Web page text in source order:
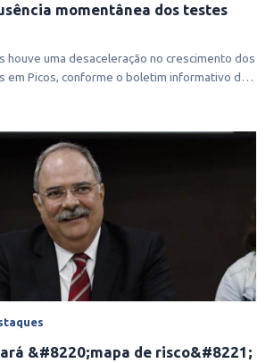
momentânea dos testes
houve uma desaceleração no crescimento dos
em Picos, conforme o boletim informativo da
&#8220;mapa de risco&#8221;